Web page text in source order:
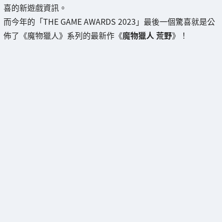
喜的新遊戲資訊。
而今年的「THE GAME AWARDS 2023」最後一個驚喜就是公
佈了《魔物獵人》系列的最新作《魔物獵人 荒野》！